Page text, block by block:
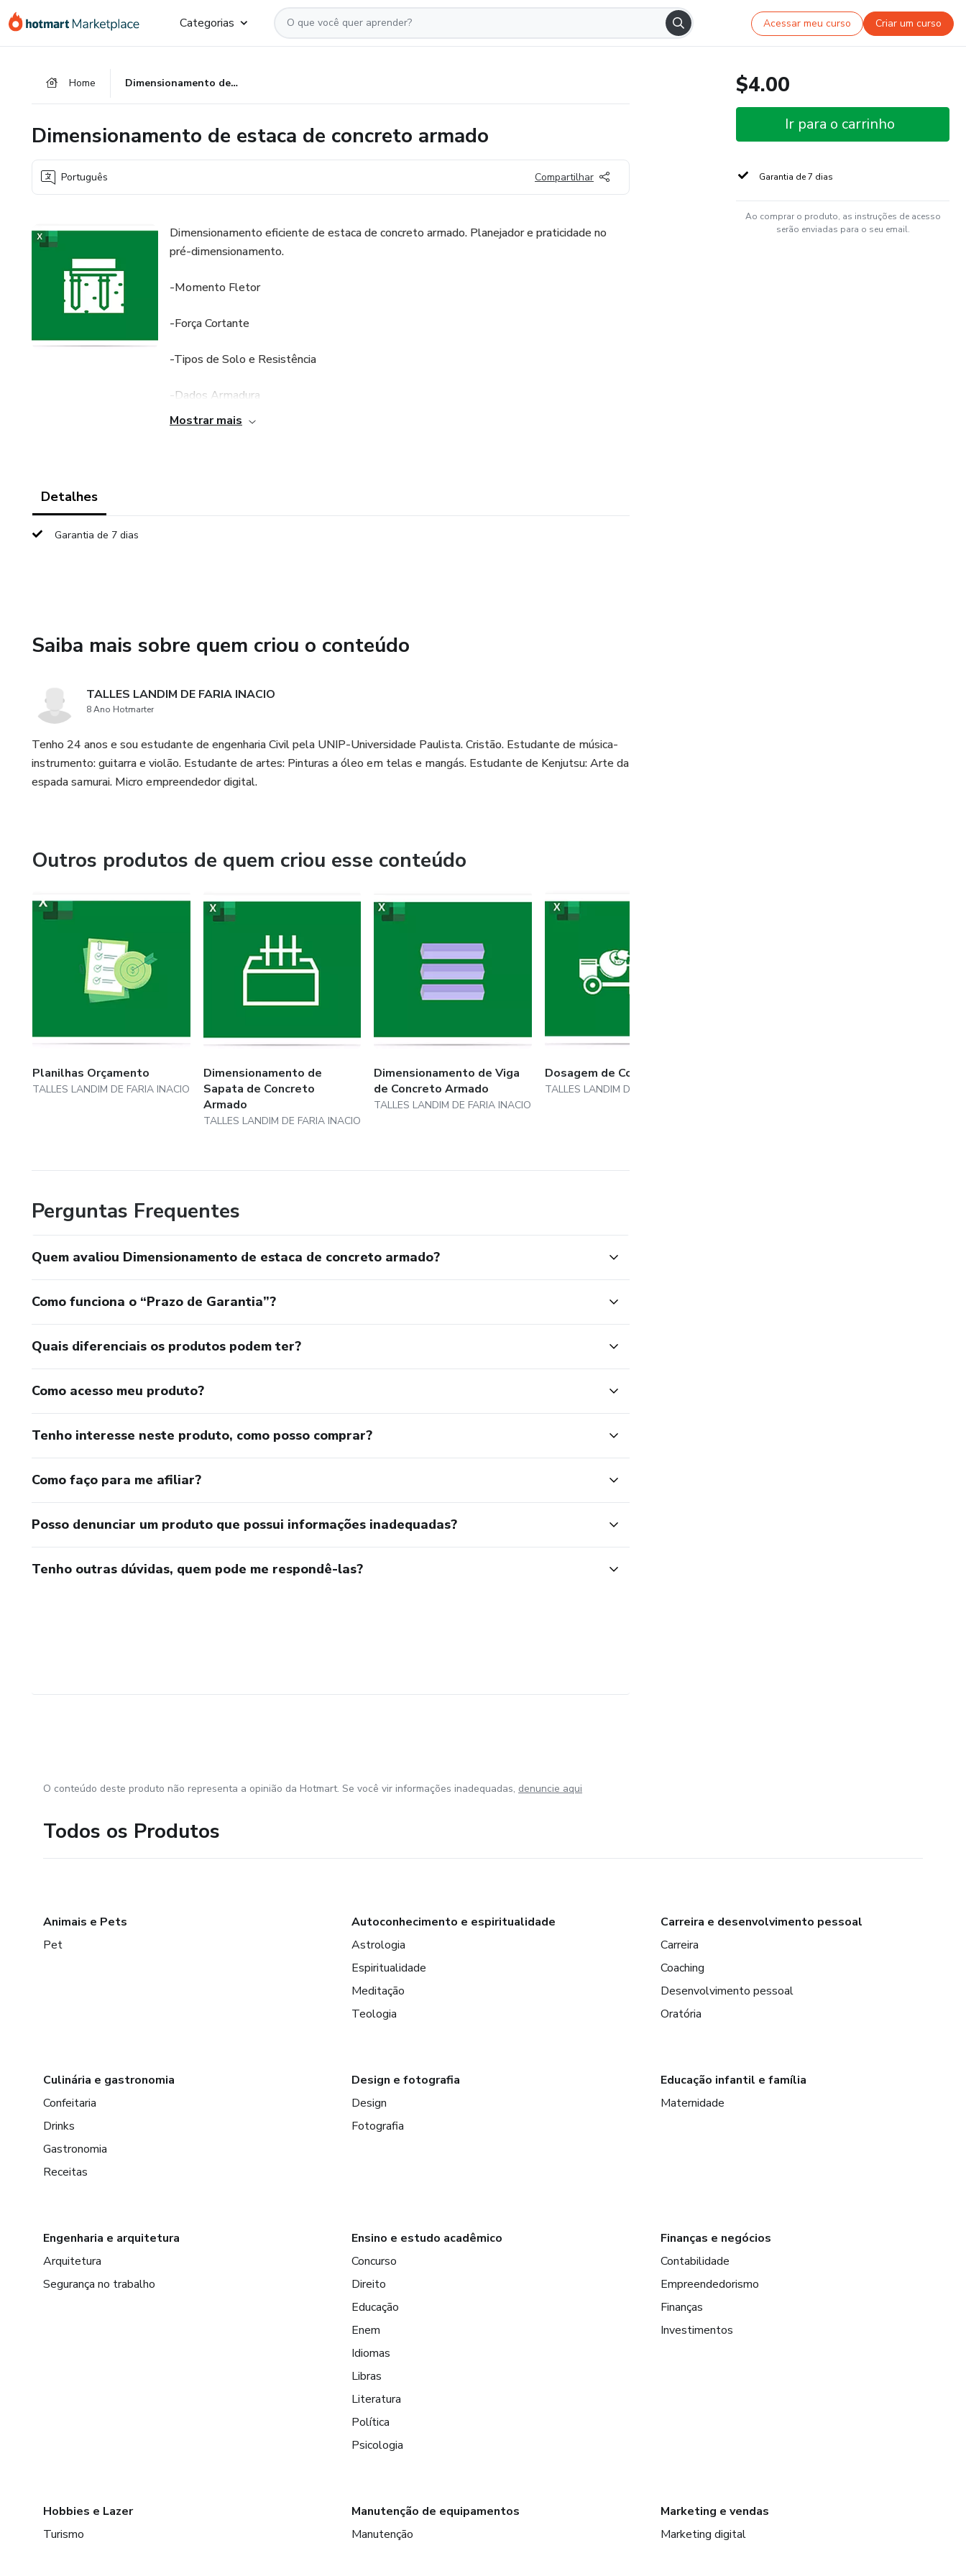
para
para
para
Categorias Acessar meu curso Criar um curso
Home Dimensionamento de estaca de concreto armado
Dimensionamento de estaca de concreto armado
Português Compartilhar
Dimensionamento eficiente de estaca de concreto armado. Planejador e praticidade no
pré-dimensionamento.
-Momento Fletor
-Força Cortante
-Tipos de Solo e Resistência
-Dados Armadura
Mostrar mais
Detalhes
Garantia de 7 dias
Saiba mais sobre quem criou o conteúdo
TALLES LANDIM DE FARIA INACIO
8 Ano Hotmarter
Tenho 24 anos e sou estudante de engenharia Civil pela UNIP-Universidade Paulista. Cristão. Estudante de música-
instrumento: guitarra e violão. Estudante de artes: Pinturas a óleo em telas e mangás. Estudante de Kenjutsu: Arte da
espada samurai. Micro empreendedor digital.
Outros produtos de quem criou esse conteúdo
Planilhas Orçamento
TALLES LANDIM DE FARIA INACIO
Dimensionamento de
Sapata de Concreto
Armado
TALLES LANDIM DE FARIA INACIO
Dimensionamento de Viga
de Concreto Armado
TALLES LANDIM DE FARIA INACIO
Dosagem de Concreto
TALLES LANDIM DE FARIA INACIO
Perguntas Frequentes
Quem avaliou Dimensionamento de estaca de concreto armado?
Como funciona o “Prazo de Garantia”?
Quais diferenciais os produtos podem ter?
Como acesso meu produto?
Tenho interesse neste produto, como posso comprar?
Como faço para me afiliar?
Posso denunciar um produto que possui informações inadequadas?
Tenho outras dúvidas, quem pode me respondê-las?
$4.00
Ir para o carrinho
Garantia de 7 dias
Ao comprar o produto, as instruções de acesso
serão enviadas para o seu email.
O conteúdo deste produto não representa a opinião da Hotmart. Se você vir informações inadequadas, denuncie aqui
Todos os Produtos
Animais e Pets
Pet
Autoconhecimento e espiritualidade
Astrologia
Espiritualidade
Meditação
Teologia
Carreira e desenvolvimento pessoal
Carreira
Coaching
Desenvolvimento pessoal
Oratória
Culinária e gastronomia
Confeitaria
Drinks
Gastronomia
Receitas
Design e fotografia
Design
Fotografia
Educação infantil e família
Maternidade
Engenharia e arquitetura
Arquitetura
Segurança no trabalho
Ensino e estudo acadêmico
Concurso
Direito
Educação
Enem
Idiomas
Libras
Literatura
Política
Psicologia
Finanças e negócios
Contabilidade
Empreendedorismo
Finanças
Investimentos
Hobbies e Lazer
Turismo
Manutenção de equipamentos
Manutenção
Marketing e vendas
Marketing digital